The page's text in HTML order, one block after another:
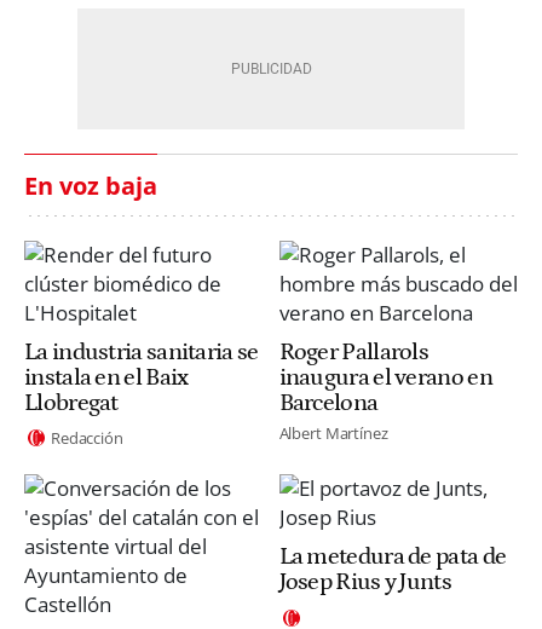
En voz baja
La industria sanitaria se
instala en el Baix
Llobregat
Redacción
Roger Pallarols
inaugura el verano en
Barcelona
Albert Martínez
La metedura de pata de
Josep Rius y Junts